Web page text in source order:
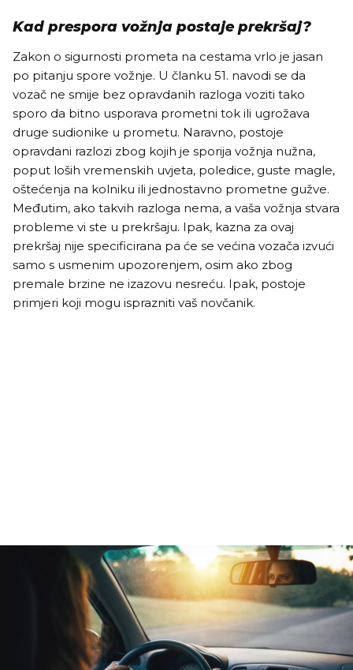
Kad prespora vožnja postaje prekršaj?
Zakon o sigurnosti prometa na cestama vrlo je jasan
po pitanju spore vožnje. U članku 51. navodi se da
vozač ne smije bez opravdanih razloga voziti tako
sporo da bitno usporava prometni tok ili ugrožava
druge sudionike u prometu. Naravno, postoje
opravdani razlozi zbog kojih je sporija vožnja nužna,
poput loših vremenskih uvjeta, poledice, guste magle,
oštećenja na kolniku ili jednostavno prometne gužve.
Međutim, ako takvih razloga nema, a vaša vožnja stvara
probleme vi ste u prekršaju. Ipak, kazna za ovaj
prekršaj nije specificirana pa će se većina vozača izvući
samo s usmenim upozorenjem, osim ako zbog
premale brzine ne izazovu nesreću. Ipak, postoje
primjeri koji mogu isprazniti vaš novčanik.